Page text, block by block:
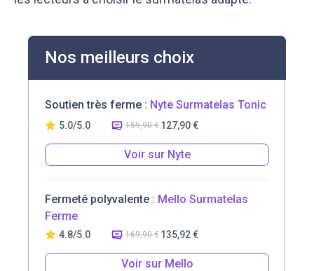
Nos meilleurs choix
Soutien très ferme : Nyte Surmatelas Tonic
5.0/5.0 159,90 € 127,90 €
Voir sur Nyte
Fermeté polyvalente : Mello Surmatelas
Ferme
4.8/5.0 169,90 € 135,92 €
Voir sur Mello